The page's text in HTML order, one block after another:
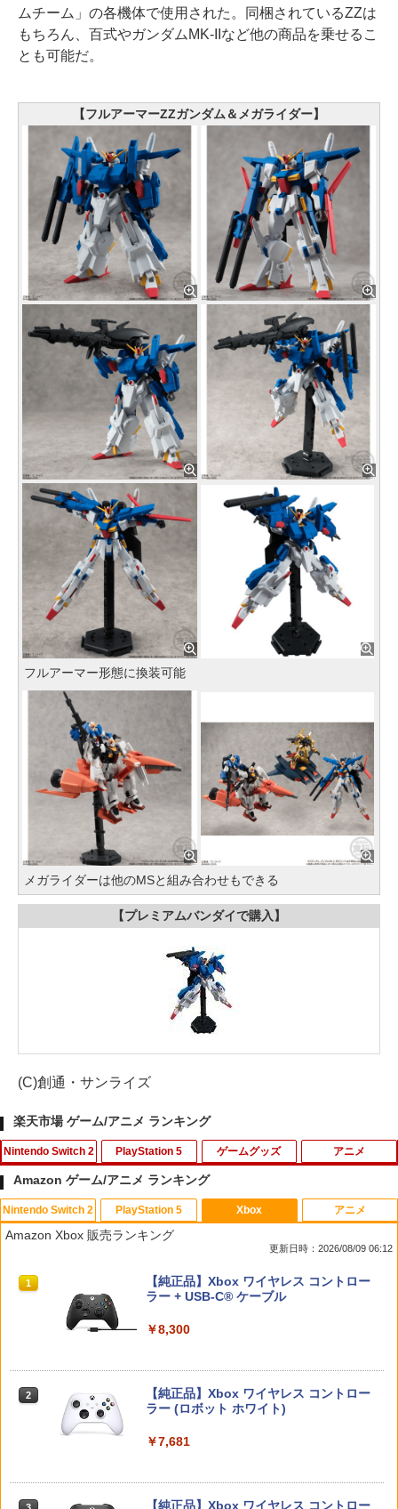
ムチーム」の各機体で使用された。同梱されているZZは
もちろん、百式やガンダムMK-IIなど他の商品を乗せるこ
とも可能だ。
【フルアーマーZZガンダム＆メガライダー】
フルアーマー形態に換装可能
メガライダーは他のMSと組み合わせもできる
【プレミアムバンダイで購入】
(C)創通・サンライズ
楽天市場 ゲーム/アニメ ランキング
Nintendo Switch 2
1 Joy-Con 2 充電グリップ
スプラトゥーン レイダース
￥6,507
PlayStation 5
1
Call of Duty： Black Ops 6 PS5ソフ
ト Z指定
￥2,320
ーヤー SONY PlayStation Portal コント
ゲームグッズ
1 【中古】ぷよぷよ通 決定盤
【中古】アイドルマスター アニメ & G4
アニメ
Amazon ゲーム/アニメ ランキング
Nintendo Switch 2
1
スプラトゥーン レイダース|オンライン
コード版
￥5,832
スプラトゥーン レイダース -Switch2
￥6,449
PlayStation 5
1
PlayStation 5 デジタル・エディション
日本語専用 Console Language: Japan
Beast of Reincarnation -PS5 【特典】
Xbox
Amazon Xbox 販売ランキング
更新日時：2026/08/09 06:12
1
【純正品】Xbox ワイヤレス コントロー
ラー + USB-C® ケーブル
￥8,300
2
【純正品】Xbox ワイヤレス コントロー
ラー (ロボット ホワイト)
￥7,681
【純正品】Xbox ワイヤレス コントロー
アニメ